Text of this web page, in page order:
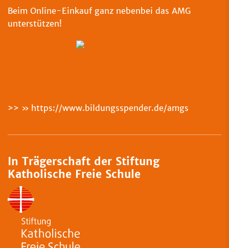
Beim Online-Einkauf ganz nebenbei das AMG
unterstützen!
>> https://www.bildungsspender.de/amgs
In Trägerschaft der Stiftung
Katholische Freie Schule